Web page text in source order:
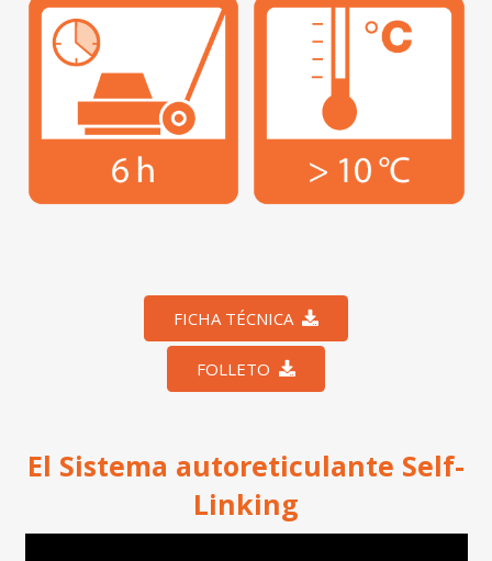
FICHA TÉCNICA
FOLLETO
El Sistema autoreticulante Self-
Linking